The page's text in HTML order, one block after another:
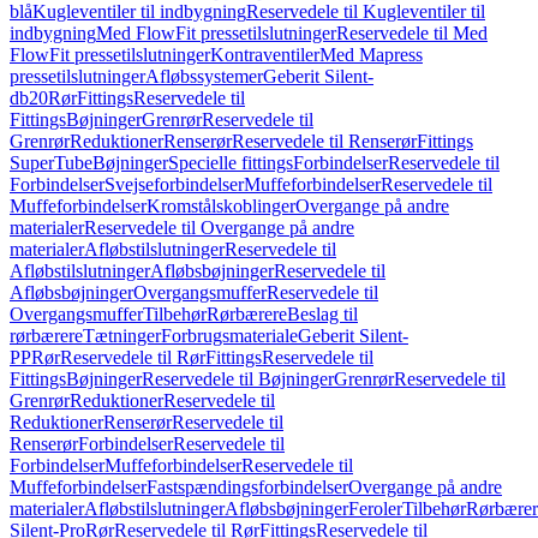
blåKugleventiler til indbygningReservedele til Kugleventiler til
indbygningMed FlowFit pressetilslutningerReservedele til Med
FlowFit pressetilslutningerKontraventilerMed Mapress
pressetilslutningerAfløbssystemerGeberit Silent-
db20RørFittingsReservedele til
FittingsBøjningerGrenrørReservedele til
GrenrørReduktionerRenserørReservedele til RenserørFittings
SuperTubeBøjningerSpecielle fittingsForbindelserReservedele til
ForbindelserSvejseforbindelserMuffeforbindelserReservedele til
MuffeforbindelserKromstålskoblingerOvergange på andre
materialerReservedele til Overgange på andre
materialerAfløbstilslutningerReservedele til
AfløbstilslutningerAfløbsbøjningerReservedele til
AfløbsbøjningerOvergangsmufferReservedele til
OvergangsmufferTilbehørRørbærereBeslag til
rørbærereTætningerForbrugsmaterialeGeberit Silent-
PPRørReservedele til RørFittingsReservedele til
FittingsBøjningerReservedele til BøjningerGrenrørReservedele til
GrenrørReduktionerReservedele til
ReduktionerRenserørReservedele til
RenserørForbindelserReservedele til
ForbindelserMuffeforbindelserReservedele til
MuffeforbindelserFastspændingsforbindelserOvergange på andre
materialerAfløbstilslutningerAfløbsbøjningerFerolerTilbehør
Silent-ProRørReservedele til RørFittingsReservedele til